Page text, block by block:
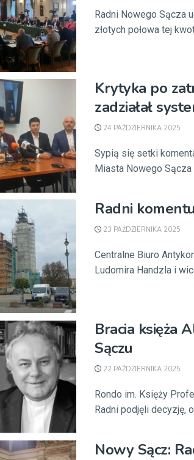
Radni Nowego Sącza
złotych połowa tej
Krytyka po
zadziałał
24 PAŹDZIERNIKA 2025
Sypią się setki
Miasta Nowego Sącza
Radni
23 PAŹDZIERNIKA 2025
Centralne Biuro
Ludomira Handzla i
Bracia księża
Sączu
22 PAŹDZIERNIKA 2025
Rondo im. Księży
Radni podjęli decyzję,
Nowy Sącz: